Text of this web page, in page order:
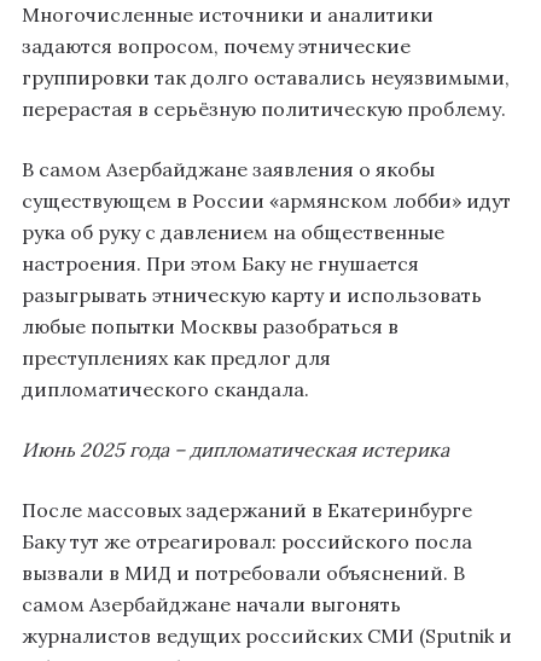
Многочисленные источники и аналитики
задаются вопросом, почему этнические
группировки так долго оставались неуязвимыми,
перерастая в серьёзную политическую проблему.
В самом Азербайджане заявления о якобы
существующем в России «армянском лобби» идут
рука об руку с давлением на общественные
настроения. При этом Баку не гнушается
разыгрывать этническую карту и использовать
любые попытки Москвы разобраться в
преступлениях как предлог для
дипломатического скандала.
Июнь 2025 года – дипломатическая истерика
После массовых задержаний в Екатеринбурге
Баку тут же отреагировал: российского посла
вызвали в МИД и потребовали объяснений. В
самом Азербайджане начали выгонять
журналистов ведущих российских СМИ (Sputnik и